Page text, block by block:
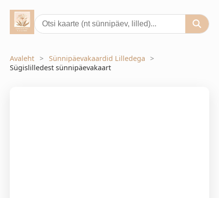
Avaleht
Sünnipäevakaardid Lilledega
Sügislilledest sünnipäevakaart